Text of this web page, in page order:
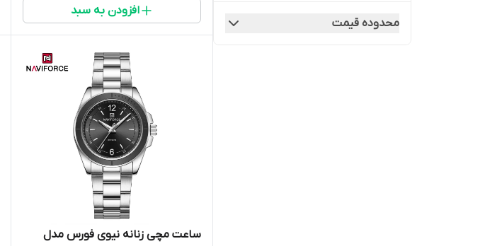
محدوده قیمت
افزودن به سبد
ساعت مچی زنانه نیوی فورس مدل